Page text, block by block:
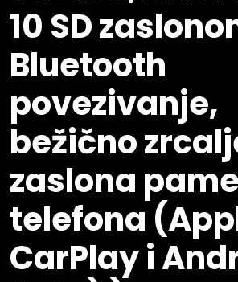
10 SD
Bluetooth
povezivanje,
bežično
zaslona
telefona
CarPlay i